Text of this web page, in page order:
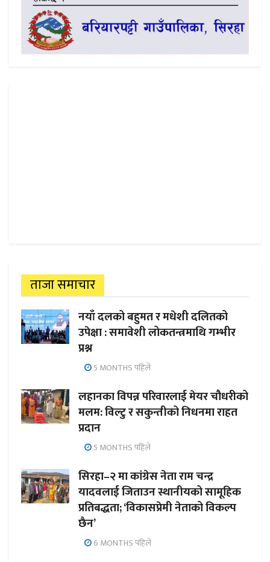
ताजा समाचार
नयाँ दलको बहुमत र मधेशी दलितको
उपेक्षा : समावेशी लोकतन्त्रमाथि गम्भीर
प्रश्न
5 MONTHS पहिले
लहानका विपन्न परिवारलाई मेयर चौधरीको
मलम: विल्टु र सकुन्तीको निधनमा राहत
प्रदान
5 MONTHS पहिले
सिरहा–२ मा कांग्रेस नेता राम चन्द्र
यादवलाई जिताउन स्थानीयको सामूहिक
प्रतिबद्धता; ‘विकासप्रेमी नेताको विकल्प
छैन’
6 MONTHS पहिले